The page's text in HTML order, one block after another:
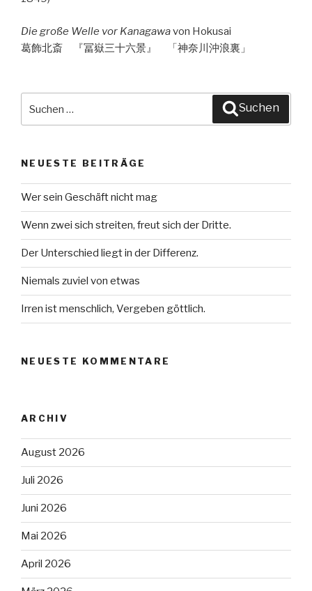
Die große Welle vor Kanagawavon Hokusai
葛飾北斎 『冨嶽三十六景』 「神奈川沖浪裏」
Suchen
NEUESTE BEITRÄGE
Wer sein Geschäft nicht mag
Wenn zwei sich streiten, freut sich der Dritte.
Der Unterschied liegt in der Differenz.
Niemals zuviel von etwas
Irren ist menschlich, Vergeben göttlich.
NEUESTE KOMMENTARE
ARCHIV
August 2026
Juli 2026
Juni 2026
Mai 2026
April 2026